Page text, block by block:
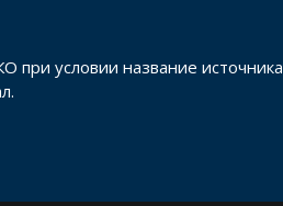
при условии название источника